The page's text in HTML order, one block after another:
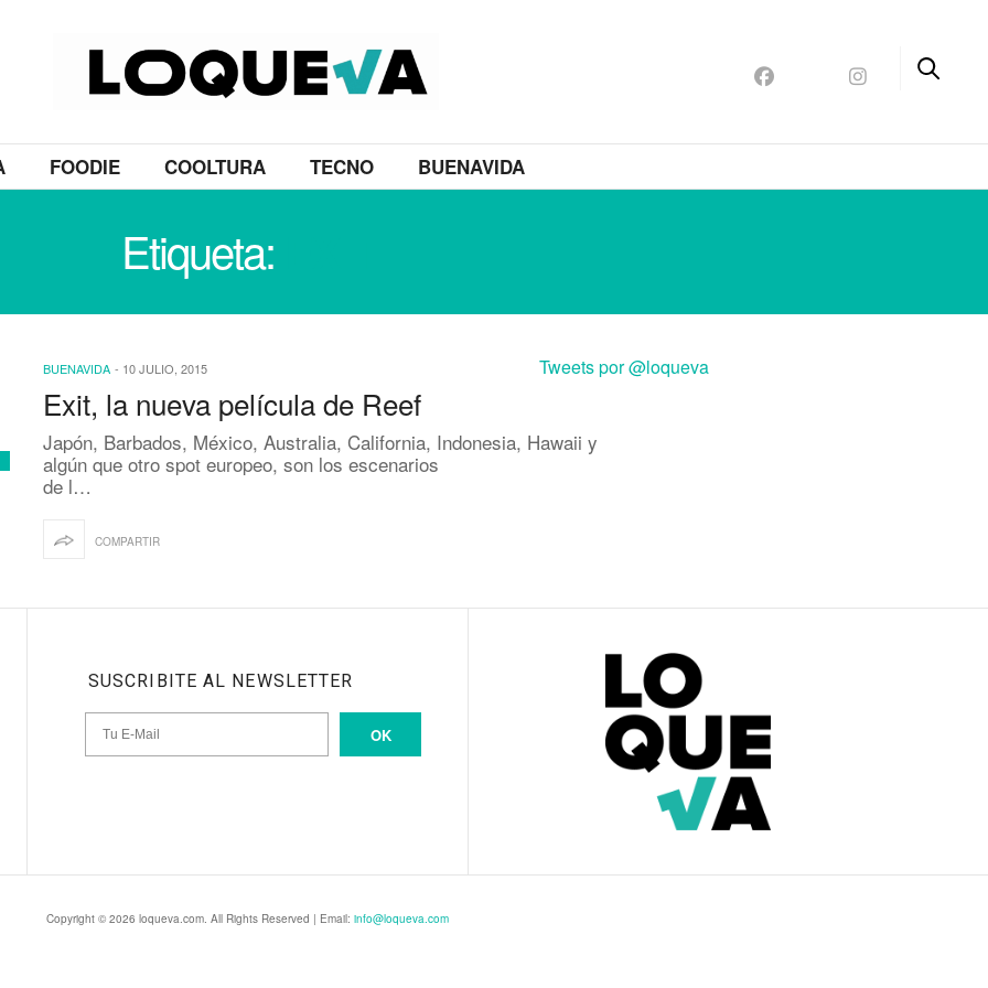
FOODIE COOLTURA TECNO BUENAVIDA
Etiqueta:
BUENAVIDA - 10 JULIO, 2015
Exit, la nueva película de Reef
Japón, Barbados, México, Australia, California, Indonesia, Hawaii y
algún que otro spot europeo, son los escenarios
de l…
COMPARTIR
Tweets por @loqueva
SUSCRIBITE AL NEWSLETTER
OK
Copyright © 2026 loqueva.com. All Rights Reserved | Email: info@loqueva.com